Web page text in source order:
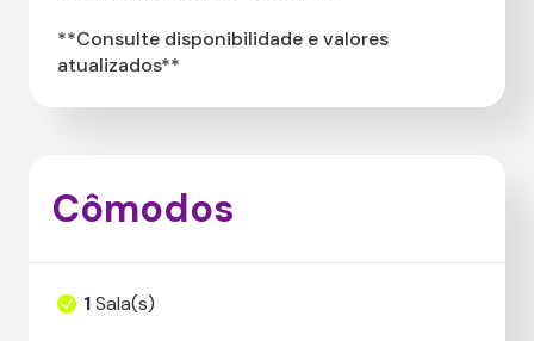
**Consulte disponibilidade e valores
atualizados**
Cômodos
1Sala(s)